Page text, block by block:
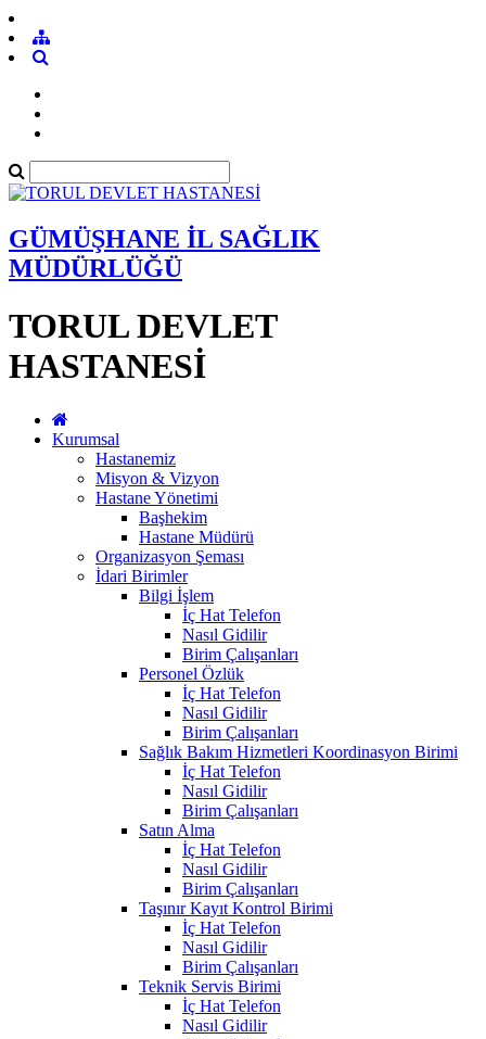
GÜMÜŞHANE İL SAĞLIK
MÜDÜRLÜĞÜ
TORUL DEVLET
HASTANESİ
Kurumsal
Hastanemiz
Misyon & Vizyon
Hastane Yönetimi
Başhekim
Hastane Müdürü
Organizasyon Şeması
İdari Birimler
Bilgi İşlem
İç Hat Telefon
Nasıl Gidilir
Birim Çalışanları
Personel Özlük
İç Hat Telefon
Nasıl Gidilir
Birim Çalışanları
Sağlık Bakım Hizmetleri Koordinasyon Birimi
İç Hat Telefon
Nasıl Gidilir
Birim Çalışanları
Satın Alma
İç Hat Telefon
Nasıl Gidilir
Birim Çalışanları
Taşınır Kayıt Kontrol Birimi
İç Hat Telefon
Nasıl Gidilir
Birim Çalışanları
Teknik Servis Birimi
İç Hat Telefon
Nasıl Gidilir